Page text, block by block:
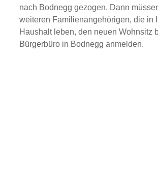
nach Bodnegg gezogen. Dann
weiteren Familienangehörigen, die in
Haushalt leben, den neuen Wohnsitz
Bürgerbüro in Bodnegg anmelden.